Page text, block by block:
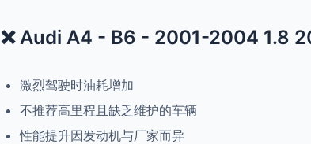
❌ Audi A4 - B6 - 2001-2004 1.8
激烈驾驶时油耗增加
不推荐高里程且缺乏维护的车辆
性能提升因发动机与厂家而异